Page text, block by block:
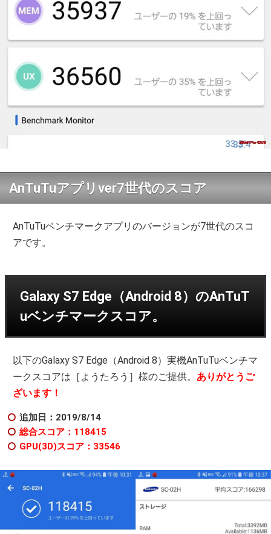
AnTuTuアプリver7世代のスコア
AnTuTuベンチマークアプリのバージョンが7世代のスコ
アです。
Galaxy S7 Edge（Android 8）のAnTuT
uベンチマークスコア。
以下のGalaxy S7 Edge（Android 8）実機AnTuTuベンチマ
ークスコアは［ようたろう］様のご提供。 ありがとうご
ざいます！
追加日：2019/8/14
総合スコア：118415
GPU(3D)スコア：33546